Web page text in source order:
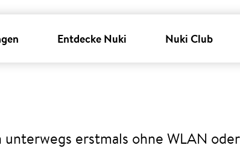
Entdecke Nuki Nuki Club
erstmals ohne WLAN oder